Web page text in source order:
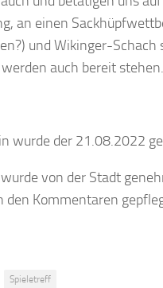
an einen
und Wikinger-
auch bereit stehen.
wurde der 21.08.2022
von der Stadt
den Kommentaren
Spieletreff